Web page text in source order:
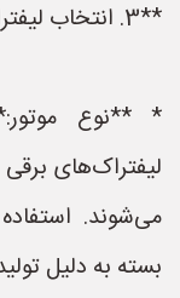
**3. انتخاب لیفتراک مناسب:**
* **نوع
لیفتراک‌های برقی
می‌شوند.
بسته به دلیل